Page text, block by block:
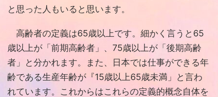
と思った人もいると思います。
高齢者の定義は65歳以上です。細かく言うと65
歳以上が「前期高齢者」、75歳以上が「後期高齢
者」と分かれます。また、日本では仕事ができる年
齢である生産年齢が『15歳以上65歳未満」と言わ
れています。これからはこれらの定義的概念自体を